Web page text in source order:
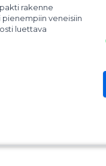
rakenne
pienempiin veneisiin
luettava